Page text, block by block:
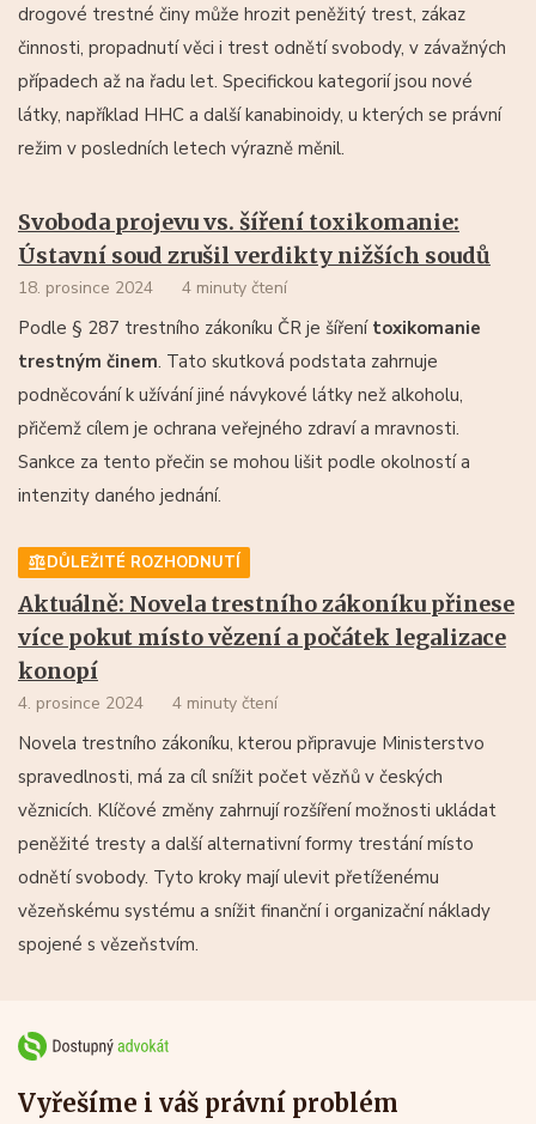
drogové trestné činy může hrozit peněžitý trest, zákaz
činnosti, propadnutí věci i trest odnětí svobody, v závažných
případech až na řadu let. Specifickou kategorií jsou nové
látky, například HHC a další kanabinoidy, u kterých se právní
režim v posledních letech výrazně měnil.
Svoboda projevu vs. šíření toxikomanie:
Ústavní soud zrušil verdikty nižších soudů
18. prosince 2024 4 minuty čtení
Podle § 287 trestního zákoníku ČR je šířenítoxikomanie
trestným činem. Tato skutková podstata zahrnuje
podněcování k užívání jiné návykové látky než alkoholu,
přičemž cílem je ochrana veřejného zdraví a mravnosti.
Sankce za tento přečin se mohou lišit podle okolností a
intenzity daného jednání.
DŮLEŽITÉ ROZHODNUTÍ
Aktuálně: Novela trestního zákoníku přinese
více pokut místo vězení a počátek legalizace
konopí
4. prosince 2024 4 minuty čtení
Novela trestního zákoníku, kterou připravuje Ministerstvo
spravedlnosti, má za cíl snížit počet vězňů v českých
věznicích. Klíčové změny zahrnují rozšíření možnosti ukládat
peněžité tresty a další alternativní formy trestání místo
odnětí svobody. Tyto kroky mají ulevit přetíženému
vězeňskému systému a snížit finanční i organizační náklady
spojené s vězeňstvím.
Vyřešíme i váš právní problém